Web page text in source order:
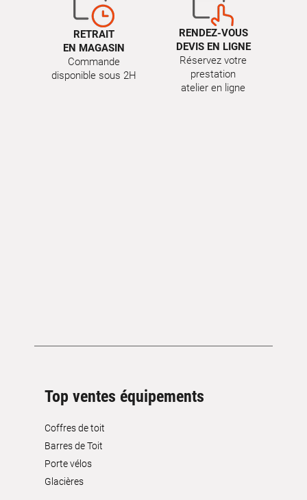
RETRAIT
EN MAGASIN
Commande
disponible sous 2H
RENDEZ-VOUS
DEVIS EN LIGNE
Réservez votre
prestation
atelier en ligne
Top ventes équipements
Coffres de toit
Barres de Toit
Porte vélos
Glacières